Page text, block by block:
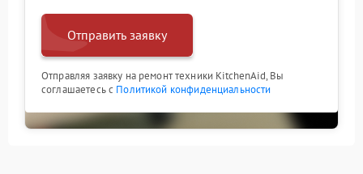
Отправить заявку
Отправляя заявку на ремонт техники KitchenAid, Вы
соглашаетесь с Политикой конфиденциальности